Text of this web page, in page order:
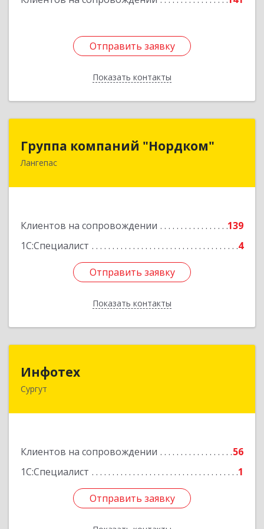
Отправить заявку
Показать контакты
Отправить заявку
Назад
Группа компаний "Нордком"
Лангепас
Клиентов на сопровождении
139
1С:Специалист
4
Отправить заявку
Показать контакты
Группа компаний "Нордком"
628672, Тюменская обл, Лангепас г., Солнечная
Отправить заявку
Назад
Инфотех
Сургут
Клиентов на сопровождении
56
1С:Специалист
1
Отправить заявку
628400, Ханты-Мансийский Автономный округ
Отправить заявку